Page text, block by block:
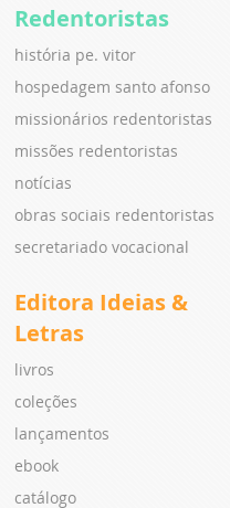
Redentoristas
história pe. vitor
hospedagem santo afonso
missionários redentoristas
missões redentoristas
notícias
obras sociais redentoristas
secretariado vocacional
Editora Ideias &
Letras
livros
coleções
lançamentos
ebook
catálogo